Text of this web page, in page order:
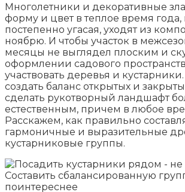
Многолетники и декоративные
форму и цвет в теплое время года,
постепенно угасая, уходят из
ноябрю. И чтобы участок в
месяцы не выглядел плоским и
оформлении садового
участвовать деревья и
создать баланс открытых и
сделать рукотворный ландшафт
естественным, причем в любое
Расскажем, как правильно
гармоничные и выразительные
кустарниковые группы.